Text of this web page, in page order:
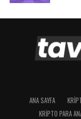
ANA SAYFA
KRIPTO PARA